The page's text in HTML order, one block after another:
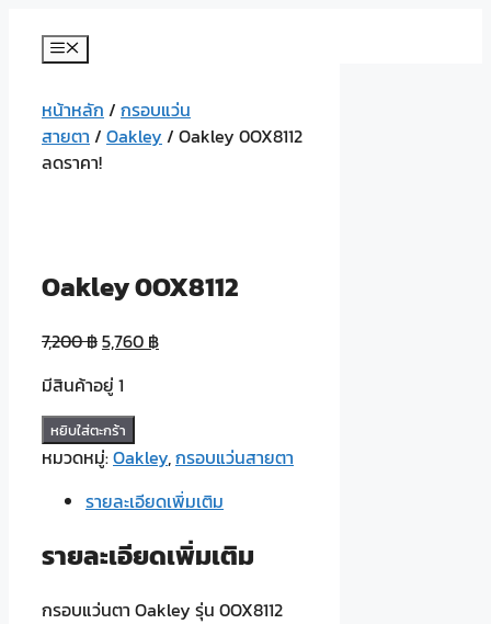
Menu
หน้าหลัก / กรอบแว่น
สายตา / Oakley / Oakley 0OX8112
ลดราคา!
Oakley 0OX8112
7,200฿5,760 ฿
มีสินค้าอยู่ 1
จำนวน
Oakley
หยิบใส่ตะกร้า
หมวดหมู่:Oakley,กรอบแว่นสายตา
รายละเอียดเพิ่มเติม
รายละเอียดเพิ่มเติม
กรอบแว่นตา Oakley รุ่น 0OX8112